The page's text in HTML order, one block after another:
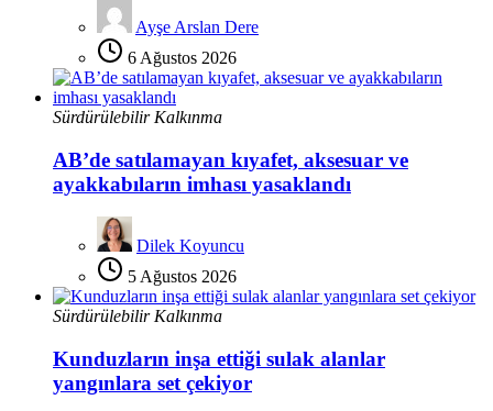
Ayşe Arslan Dere
6 Ağustos 2026
Sürdürülebilir Kalkınma
AB’de satılamayan kıyafet, aksesuar ve
ayakkabıların imhası yasaklandı
Dilek Koyuncu
5 Ağustos 2026
Sürdürülebilir Kalkınma
Kunduzların inşa ettiği sulak alanlar
yangınlara set çekiyor